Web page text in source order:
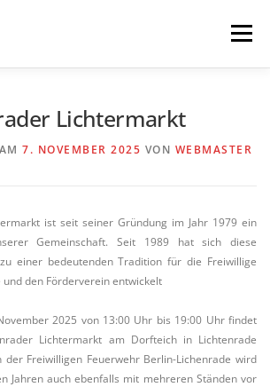
Menü
MITGLIEDSCHAFT/SPENDE
Lichtermarkt
7. NOVEMBER 2025 VON WEBMASTER
ist seit seiner Gründung im Jahr 1979 ein
Gemeinschaft. Seit 1989 hat sich diese
einer bedeutenden Tradition für die Freiwillige
den Förderverein entwickelt
2025 von 13:00 Uhr bis 19:00 Uhr findet
Lichtermarkt am Dorfteich in Lichtenrade
Freiwilligen Feuerwehr Berlin-Lichenrade wird
Jahren auch ebenfalls mit mehreren Ständen vor